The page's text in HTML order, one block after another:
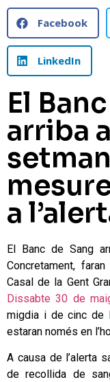
Facebook
LinkedIn
El
arriba
a
El Banc de Sang
Concretament,
Casal de la Gent
Dissabte 30 de
migdia i de cinc
estaran només en
A causa de l’alerta
de recollida de